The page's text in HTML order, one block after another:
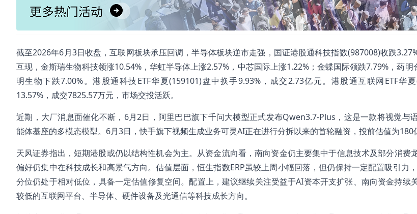
截至2026年6月3日收盘，互联网板块承压回调，半导体板块逆市走强，国证港股通科技指数(987008)收跌
互现，金斯瑞生物科技领涨10.54%，华虹半导体上涨2.57%，中芯国际上涨1.22%；金蝶国际领跌7.79%，药明
明生物下跌7.00%。港股通科技ETF华夏(159101)盘中换手9.93%，成交2.73亿元。港股通互联网ETF华
13.57%，成交7825.57万元，市场交投活跃。
近期，大厂消息面催化不断，6月2日，阿里巴巴旗下千问大模型正式发布Qwen3.7-Plus，这是一款将视觉与
能体基座的多模态模型。6月3日，快手旗下视频生成业务可灵AI正在进行分拆以来的首轮融资，投前估值为180
天风证券指出，短期港股或仍以结构性机会为主。从资金流向看，南向资金仍主要集中于信息技术及部分消费
偏好仍集中在科技成长和高景气方向。估值层面，恒生指数ERP虽较上周小幅回落，但仍保持一定配置吸引力
分位仍处于相对低位，具备一定估值修复空间。配置上，建议继续关注受益于AI资本开支扩张、南向资金持续
较低的互联网平台、半导体、硬件设备及光通信等科技成长方向。